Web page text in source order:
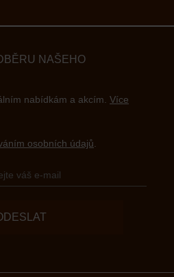
NAŠEHO
nabídkám a akcím. Více
osobních údajů